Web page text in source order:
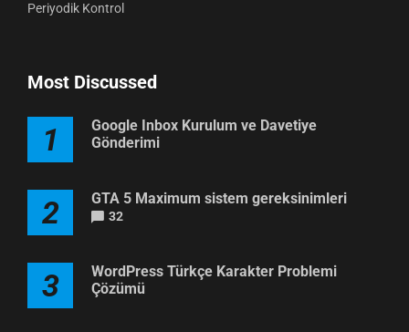
Periyodik Kontrol
Most Discussed
1
Google Inbox Kurulum ve Davetiye
Gönderimi
2 GTA 5 Maximum sistem gereksinimleri
32
3
WordPress Türkçe Karakter Problemi
Çözümü